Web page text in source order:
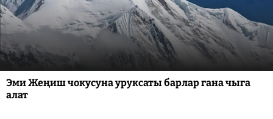
Эми Жеңиш чокусуна уруксаты барлар гана чыга
алат